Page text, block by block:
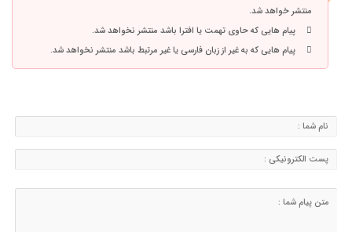
منتشر خواهد شد.
پیام هایی که حاوی تهمت یا افترا باشد منتشر نخواهد شد.
پیام هایی که به غیر از زبان فارسی یا غیر مرتبط باشد منتشر نخواهد شد.